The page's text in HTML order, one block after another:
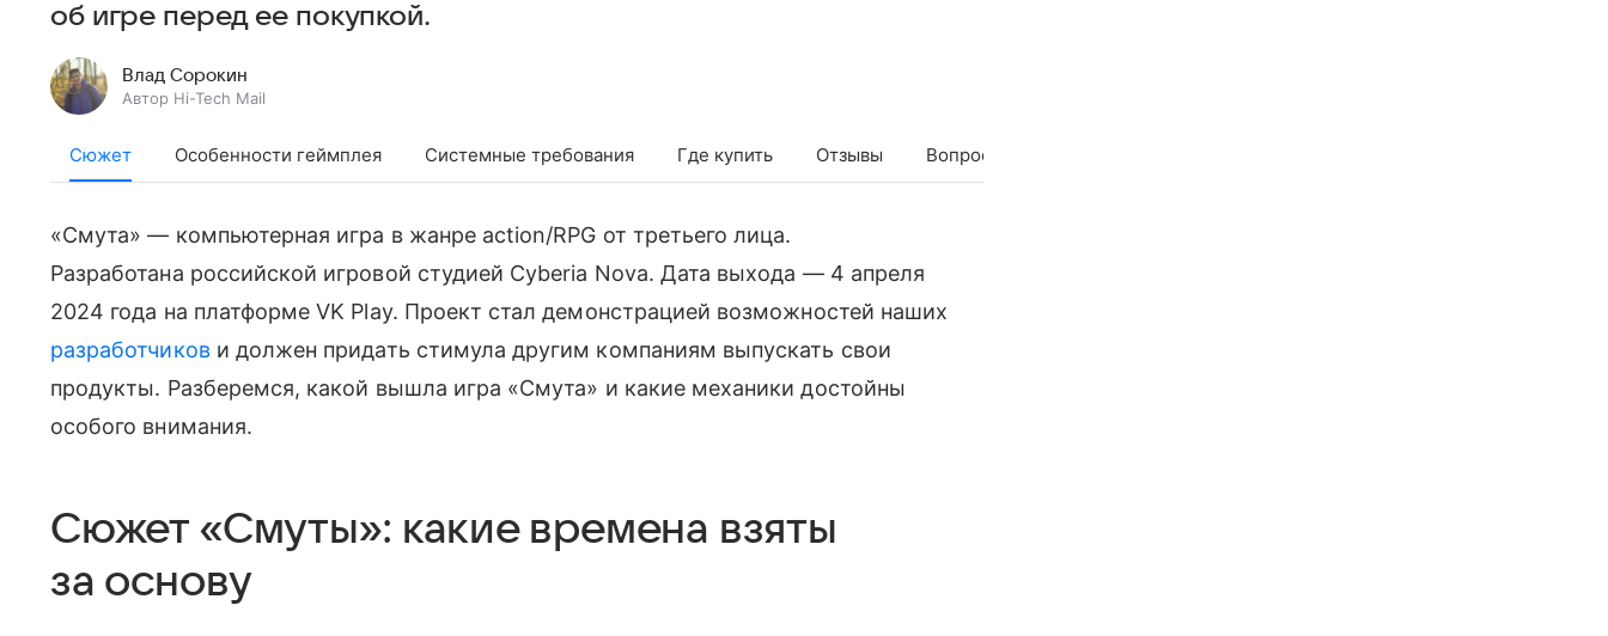
об игре перед ее покупкой.
Влад Сорокин
Автор Hi-Tech Mail
Сюжет Особенности геймплея Системные требования Где купить Отзывы Вопросы и ответы
«Смута» — компьютерная игра в жанре action/RPG от третьего лица.
Разработана российской игровой студией Cyberia Nova. Дата выхода — 4 апреля
2024 года на платформе VK Play. Проект стал демонстрацией возможностей наших
разработчикови должен придать стимула другим компаниям выпускать свои
продукты. Разберемся, какой вышла игра «Смута» и какие механики достойны
особого внимания.
Сюжет «Смуты»: какие времена взяты
за основу